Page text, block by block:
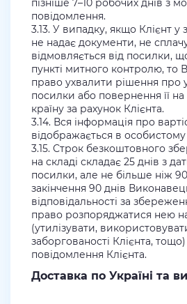
пізніше 7–10 робочих днів з
повідомлення.
3.13. У випадку, якщо Клієнт у
не надає документи, не
відмовляється від посилки,
пункті митного контролю, то
право ухвалити рішення про
посилки або повернення її на
країну за рахунок Клієнта.
3.14. Вся інформація про
відображається в особистому
3.15. Строк безкоштовного
на складі складає 25 днів з
посилки, але не більше ніж 90
закінчення 90 днів
відповідальності за
право розпоряджатися нею
(утилізувати,
заборгованості Клієнта,
повідомлення Клієнта.
Доставка по Україні та